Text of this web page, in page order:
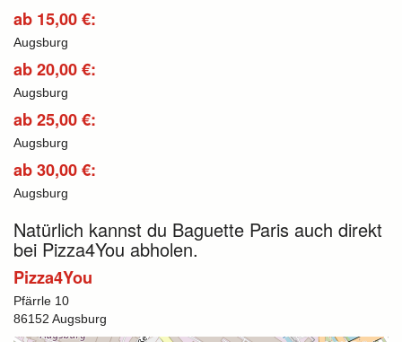
ab 15,00 €:
Augsburg
ab 20,00 €:
Augsburg
ab 25,00 €:
Augsburg
ab 30,00 €:
Augsburg
Natürlich kannst du Baguette Paris auch direkt
bei Pizza4You abholen.
Pizza4You
Pfärrle 10
86152 Augsburg